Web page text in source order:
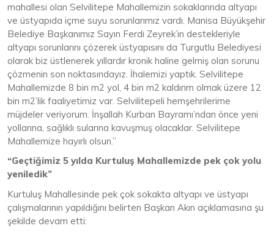
mahallesi olan Selvilitepe Mahallemizin sokaklarında altyapı
ve üstyapıda içme suyu sorunlarımız vardı. Manisa Büyükşehir
Belediye Başkanımız Sayın Ferdi Zeyrek’in destekleriyle
altyapı sorunlarını çözerek üstyapısını da Turgutlu Belediyesi
olarak biz üstlenerek yıllardır kronik haline gelmiş olan sorunu
çözmenin son noktasındayız. İhalemizi yaptık. Selvilitepe
Mahallemizde 8 bin m2 yol, 4 bin m2 kaldırım olmak üzere 12
bin m2’lik faaliyetimiz var. Selvilitepeli hemşehrilerime
müjdeler veriyorum. İnşallah Kurban Bayramı’ndan önce yeni
yollarına, sağlıklı sularına kavuşmuş olacaklar. Selvilitepe
Mahallemize hayırlı olsun.”
“Geçtiğimiz 5 yılda Kurtuluş Mahallemizde pek çok yolu
yeniledik”
Kurtuluş Mahallesinde pek çok sokakta altyapı ve üstyapı
çalışmalarının yapıldığını belirten Başkan Akın açıklamasına şu
şekilde devam etti: